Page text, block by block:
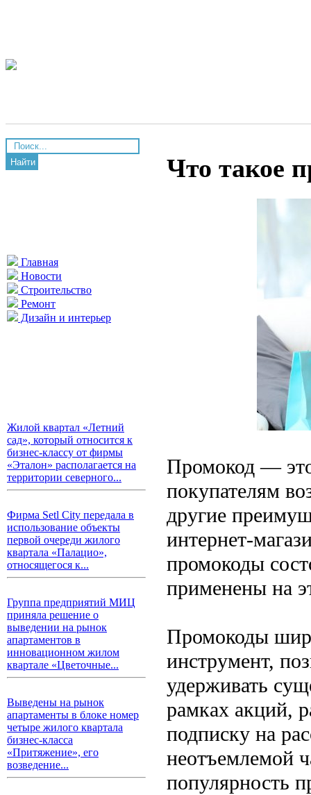
Найти
Главная
Новости
Строительство
Ремонт
Дизайн и интерьер
Жилой квартал «Летний
сад», который относится к
бизнес-классу от фирмы
«Эталон» располагается на
территории северного...
Фирма Setl City передала в
использование объекты
первой очереди жилого
квартала «Палацио»,
относящегося к...
Группа предприятий МИЦ
приняла решение о
выведении на рынок
апартаментов в
инновационном жилом
квартале «Цветочные...
Выведены на рынок
апартаменты в блоке номер
четыре жилого квартала
бизнес-класса
«Притяжение», его
возведение...
Что такое
Промокод —
покупателям
другие
интернет-
промокоды
применены на
Промокоды
инструмент,
удерживать
рамках акций,
подписку на
неотъемлемой
популярность